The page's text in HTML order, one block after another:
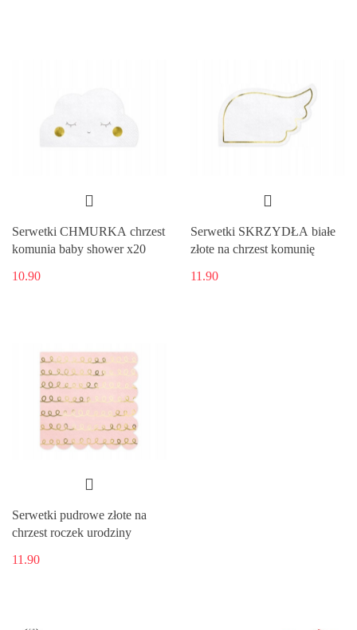
Serwetki CHMURKA chrzest
komunia baby shower x20
10.90
Serwetki SKRZYDŁA białe
złote na chrzest komunię
11.90
Serwetki pudrowe złote na
chrzest roczek urodziny
11.90